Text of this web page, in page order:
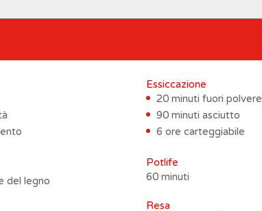
del legno
Essiccazione
20 minuti fuori polvere
90 minuti asciutto
6 ore carteggiabile
Potlife
60 minuti
Resa